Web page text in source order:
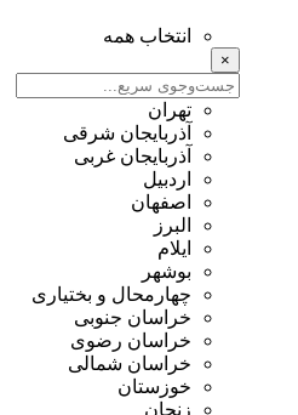
انتخاب همه
×
تهران
آذربایجان شرقی
آذربایجان غربی
اردبیل
اصفهان
البرز
ایلام
بوشهر
چهارمحال و بختیاری
خراسان جنوبی
خراسان رضوی
خراسان شمالی
خوزستان
زنجان